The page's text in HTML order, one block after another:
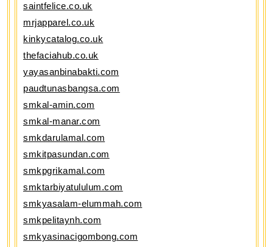
saintfelice.co.uk
mrjapparel.co.uk
kinkycatalog.co.uk
thefaciahub.co.uk
yayasanbinabakti.com
paudtunasbangsa.com
smkal-amin.com
smkal-manar.com
smkdarulamal.com
smkitpasundan.com
smkpgrikamal.com
smktarbiyatululum.com
smkyasalam-elummah.com
smkpelitaynh.com
smkyasinacigombong.com